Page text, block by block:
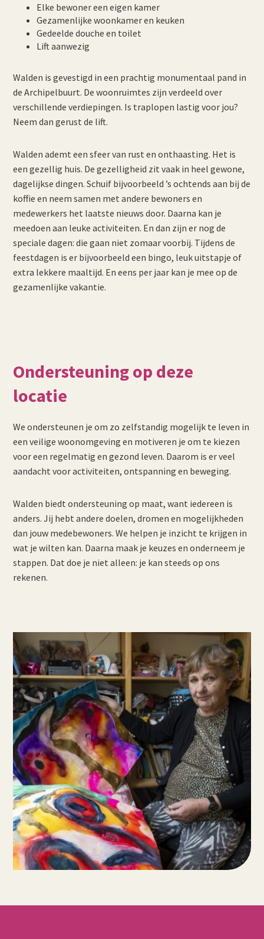
Elke bewoner een eigen kamer
Gezamenlijke woonkamer en keuken
Gedeelde douche en toilet
Lift aanwezig
Walden is gevestigd in een prachtig monumentaal pand in
de Archipelbuurt. De woonruimtes zijn verdeeld over
verschillende verdiepingen. Is traplopen lastig voor jou?
Neem dan gerust de lift.
Walden ademt een sfeer van rust en onthaasting. Het is
een gezellig huis. De gezelligheid zit vaak in heel gewone,
dagelijkse dingen. Schuif bijvoorbeeld ’s ochtends aan bij de
koffie en neem samen met andere bewoners en
medewerkers het laatste nieuws door. Daarna kan je
meedoen aan leuke activiteiten. En dan zijn er nog de
speciale dagen: die gaan niet zomaar voorbij. Tijdens de
feestdagen is er bijvoorbeeld een bingo, leuk uitstapje of
extra lekkere maaltijd. En eens per jaar kan je mee op de
gezamenlijke vakantie.
Ondersteuning op deze
locatie
We ondersteunen je om zo zelfstandig mogelijk te leven in
een veilige woonomgeving en motiveren je om te kiezen
voor een regelmatig en gezond leven. Daarom is er veel
aandacht voor activiteiten, ontspanning en beweging.
Walden biedt ondersteuning op maat, want iedereen is
anders. Jij hebt andere doelen, dromen en mogelijkheden
dan jouw medebewoners. We helpen je inzicht te krijgen in
wat je wilten kan. Daarna maak je keuzes en onderneem je
stappen. Dat doe je niet alleen: je kan steeds op ons
rekenen.